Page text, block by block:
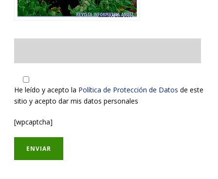
He leído y acepto la Política de Protección de Datos de este
sitio y acepto dar mis datos personales
[wpcaptcha]